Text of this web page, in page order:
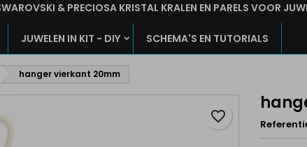
& PRECIOSA KRISTAL KRALEN EN PARELS VOOR
JUWELEN IN KIT - DIY SCHEMA'S EN TUTORIALS
hanger vierkant 20mm
favorite_border
Annuleren Inloggen